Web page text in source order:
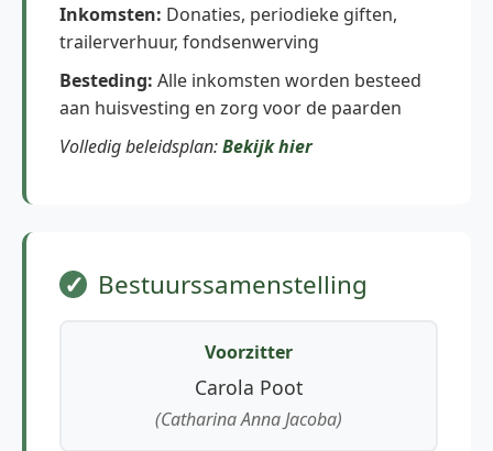
Inkomsten: Donaties, periodieke giften,
trailerverhuur, fondsenwerving
Besteding: Alle inkomsten worden besteed
aan huisvesting en zorg voor de paarden
Volledig beleidsplan:Bekijk hier
Bestuurssamenstelling
Voorzitter
Carola Poot
(Catharina Anna Jacoba)